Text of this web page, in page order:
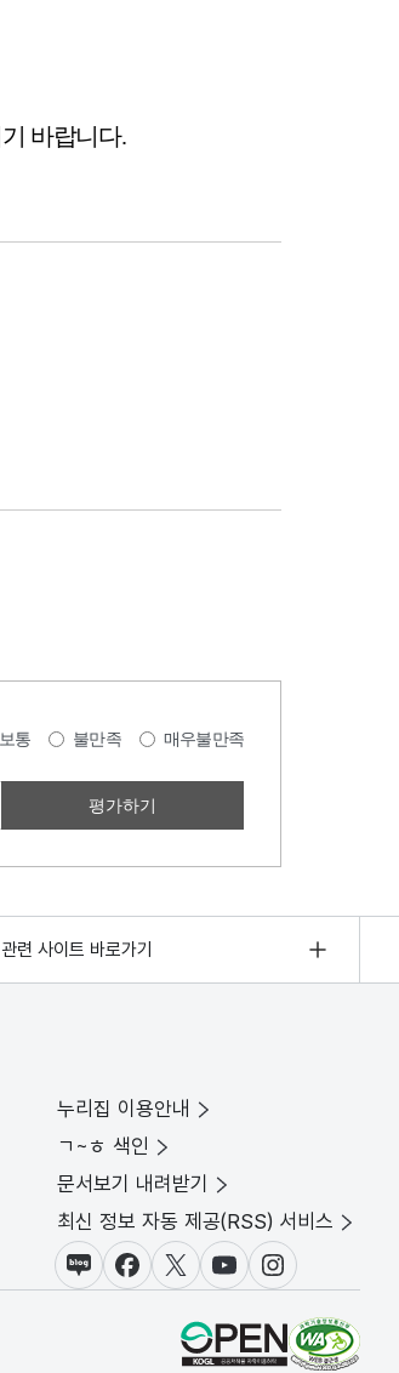
보통 불만족 매우불만족
관련 사이트 바로가기
누리집 이용안내
ㄱ~ㅎ 색인
문서보기 내려받기
최신 정보 자동 제공(RSS) 서비스
블로그페이스북X(트위터)
유튜브인스타그램